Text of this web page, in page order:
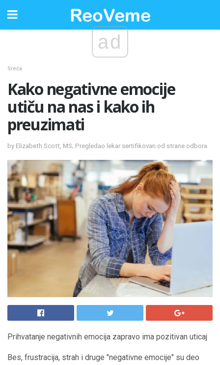
ad
Sreća
Kako negativne emocije
utiču na nas i kako ih
preuzimati
by Elizabeth Scott, MS; Pregledao lekar sertifikovan od strane odbora
Prihvatanje negativnih emocija zapravo ima pozitivan uticaj
Bes, frustracija, strah i druge "negativne emocije" su deo